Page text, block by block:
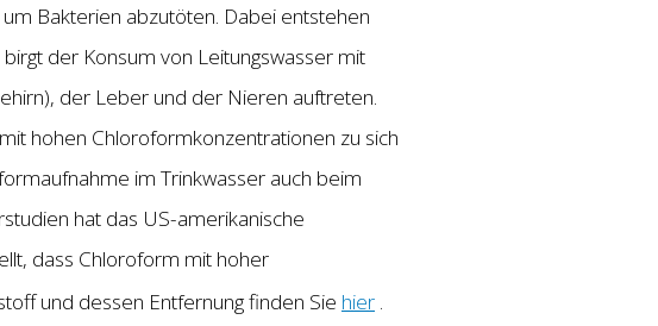
Bakterien abzutöten. Dabei entstehen
der Konsum von Leitungswasser mit
der Leber und der Nieren auftreten.
hohen Chloroformkonzentrationen zu sich
im Trinkwasser auch beim
hat das US-amerikanische
dass Chloroform mit hoher
und dessen Entfernung finden Sie hier .